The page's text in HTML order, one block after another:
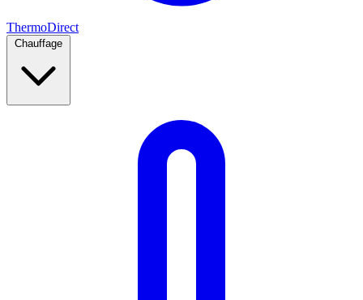
ThermoDirect